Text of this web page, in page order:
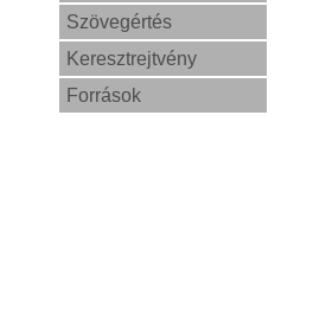
Szövegértés
Keresztrejtvény
Források